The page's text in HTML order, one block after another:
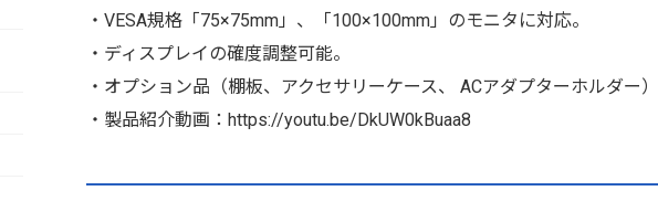
・VESA規格「75×75mm」、「100×100mm」のモニタに対応。
・ディスプレイの確度調整可能。
・オプション品（棚板、アクセサリーケース、 ACアダプターホルダー
・製品紹介動画：https://youtu.be/DkUW0kBuaa8